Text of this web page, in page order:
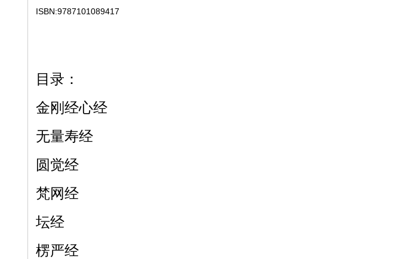
ISBN:9787101089417
目录：
金刚经心经
无量寿经
圆觉经
梵网经
坛经
楞严经